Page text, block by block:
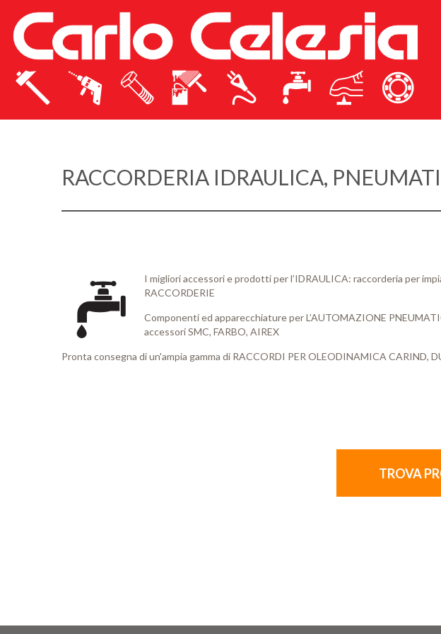
RACCORDERIA IDRAULICA,
I migliori accessori e prodotti per l’IDRAULICA: raccorderia per
RACCORDERIE
Componenti ed apparecchiature per L’AUTOMAZIONE
accessori SMC, FARBO, AIREX
Pronta consegna di un'ampia gamma di RACCORDI PER OLEODINAMICA CARIND,
TROVA